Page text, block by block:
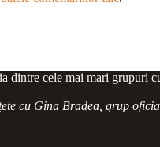
dintre cele mai mari grupuri
cu Gina Bradea, grup